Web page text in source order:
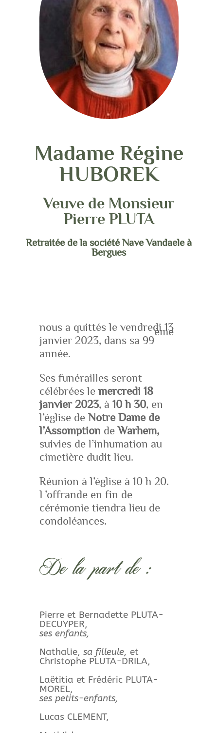
Madame Régine
HUBOREK
Veuve de Monsieur
Pierre PLUTA
Retraitée de la société Nave Vandaele à
Bergues
nous a quittés le vendredi 13
janvier 2023, dans sa 99
ème
année.
Ses funérailles seront
célébrées le mercredi 18
janvier 2023, à 10 h 30, en
l’église de Notre Dame de
l’Assomption deWarhem,
suivies de l’inhumation au
cimetière dudit lieu.
Réunion à l’église à 10 h 20.
L’offrande en fin de
cérémonie tiendra lieu de
condoléances.
De la part de :
Pierre et Bernadette PLUTA-
DECUYPER,
ses enfants,
Nathalie, sa filleule, et
Christophe PLUTA-DRILA,
Laëtitia et Frédéric PLUTA-
MOREL,
ses petits-enfants,
Lucas CLEMENT,